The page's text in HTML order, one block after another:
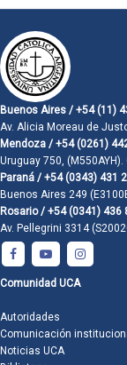
Buenos Aires / +54 (11)
Av. Alicia Moreau de
Mendoza / +54 (0261)
Uruguay 750,
Paraná / +54 (0343) 431
Buenos Aires 249
Rosario / +54 (0341) 436
Av. Pellegrini 3314
Comunidad UCA
Autoridades
Comunicación
Noticias UCA